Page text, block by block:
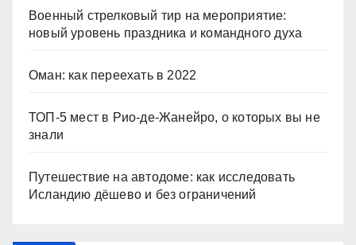
Военный стрелковый тир на мероприятие:
новый уровень праздника и командного духа
Оман: как переехать в 2022
ТОП-5 мест в Рио-де-Жанейро, о которых вы не
знали
Путешествие на автодоме: как исследовать
Исландию дёшево и без ограничений